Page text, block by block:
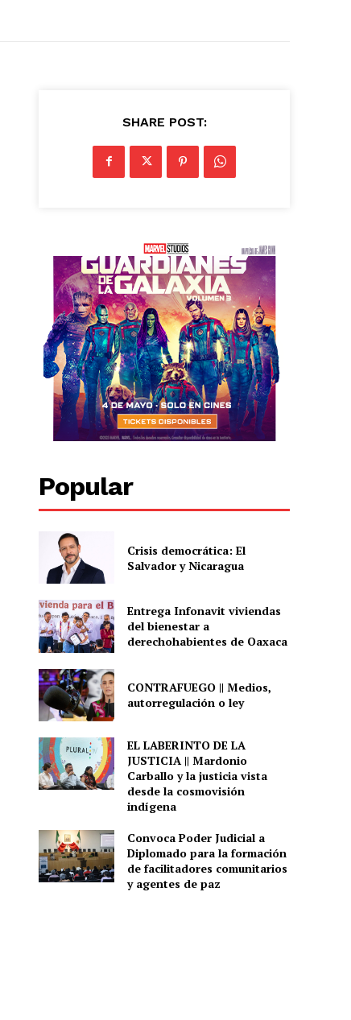
SHARE POST:
Popular
Crisis democrática: El
Salvador y Nicaragua
Entrega Infonavit viviendas
del bienestar a
derechohabientes de Oaxaca
CONTRAFUEGO || Medios,
autorregulación o ley
EL LABERINTO DE LA
JUSTICIA || Mardonio
Carballo y la justicia vista
desde la cosmovisión
indígena
Convoca Poder Judicial a
Diplomado para la formación
de facilitadores comunitarios
y agentes de paz